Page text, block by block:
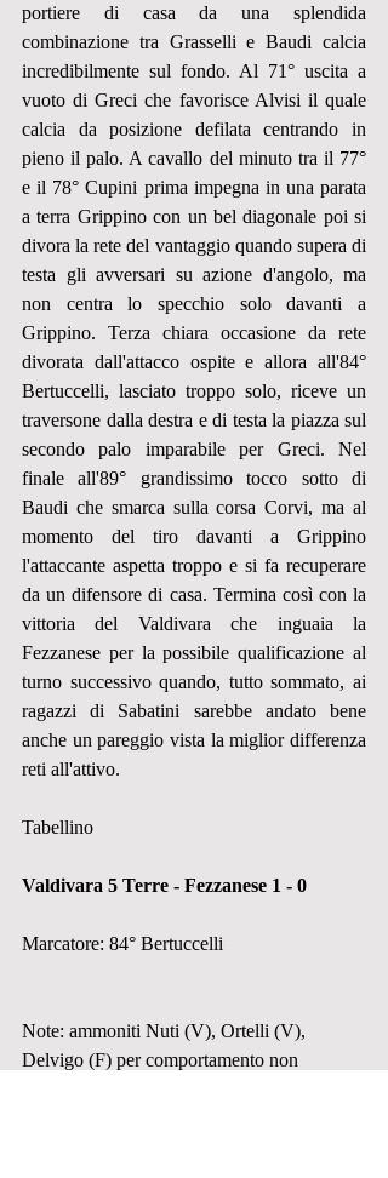
portiere di casa da una splendida
combinazione tra Grasselli e Baudi calcia
incredibilmente sul fondo. Al 71° uscita a
vuoto di Greci che favorisce Alvisi il quale
calcia da posizione defilata centrando in
pieno il palo. A cavallo del minuto tra il 77°
e il 78° Cupini prima impegna in una parata
a terra Grippino con un bel diagonale poi si
divora la rete del vantaggio quando supera di
testa gli avversari su azione d'angolo, ma
non centra lo specchio solo davanti a
Grippino. Terza chiara occasione da rete
divorata dall'attacco ospite e allora all'84°
Bertuccelli, lasciato troppo solo, riceve un
traversone dalla destra e di testa la piazza sul
secondo palo imparabile per Greci. Nel
finale all'89° grandissimo tocco sotto di
Baudi che smarca sulla corsa Corvi, ma al
momento del tiro davanti a Grippino
l'attaccante aspetta troppo e si fa recuperare
da un difensore di casa. Termina così con la
vittoria del Valdivara che inguaia la
Fezzanese per la possibile qualificazione al
turno successivo quando, tutto sommato, ai
ragazzi di Sabatini sarebbe andato bene
anche un pareggio vista la miglior differenza
reti all'attivo.
Tabellino
Valdivara 5 Terre - Fezzanese 1 - 0
Marcatore: 84° Bertuccelli
Note: ammoniti Nuti (V), Ortelli (V),
Delvigo (F) per comportamento non